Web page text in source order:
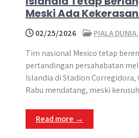
Meski Ada
02/25/2026 PIALA DUNIA,
Tim nasional Mexico tetap
pertandingan persahabatan
Islandia di Stadion Corregidora,
Rabu mendatang, meski
Read more →